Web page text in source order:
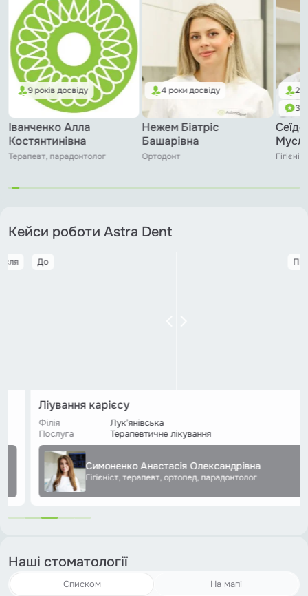
9 років досвіду
Іванченко Алла
Костянтинівна
Терапевт, парадонтолог
4 роки досвіду
Нежем Біатріс
Башарівна
Ортодонт
2
3
Кейси роботи Astra Dent
До
Ліування карієсу
Лук’янівська
Послуга
Терапевтичне лікування
Симоненко Анастасія Олександрівна
Гігієніст, терапевт, ортопед, парадонтолог
Наші стоматології
Списком На мапі